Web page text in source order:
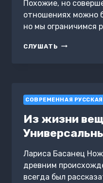
Похожие, но
отношениях можно
но мы ограничимся
СЛУШАТЬ ИЗ
СОВРЕМЕННАЯ
Из жизни
Лариса Басанец
древним
всегда был